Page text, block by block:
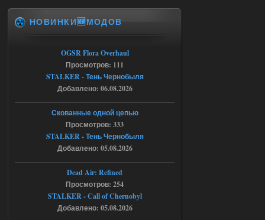
Спавнер + Правки + Античит - Dead
City Final
Michman1970
Что то не работает спавнер,
все устанавливал по
мануалу......
Ответить ➤
Игра для сталкера 21-очко
ruslanpyrusov
как изменить макс сумму
ставки в файлах чтобы
ставить больше 1 к
Ответить ➤
НОВИНКИ🆕МОДОВ
OGSR Flora Overhaul
Просмотров: 111
STALKER - Тень Чернобыля
Добавлено: 06.08.2026
Скованные одной цепью
Просмотров: 333
STALKER - Тень Чернобыля
Добавлено: 05.08.2026
Dead Air: Refined
Просмотров: 254
STALKER - Call of Chernobyl
Добавлено: 05.08.2026